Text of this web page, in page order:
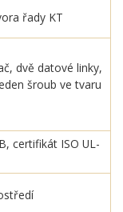
řady KT
dvě datové linky,
šroub ve tvaru
certifikát ISO UL-